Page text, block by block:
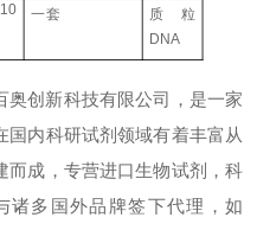
一套 质粒
DNA
创新科技有限公司，是一家
内科研试剂领域有着丰富从
而成，专营进口生物试剂，科
诸多国外品牌签下代理，如